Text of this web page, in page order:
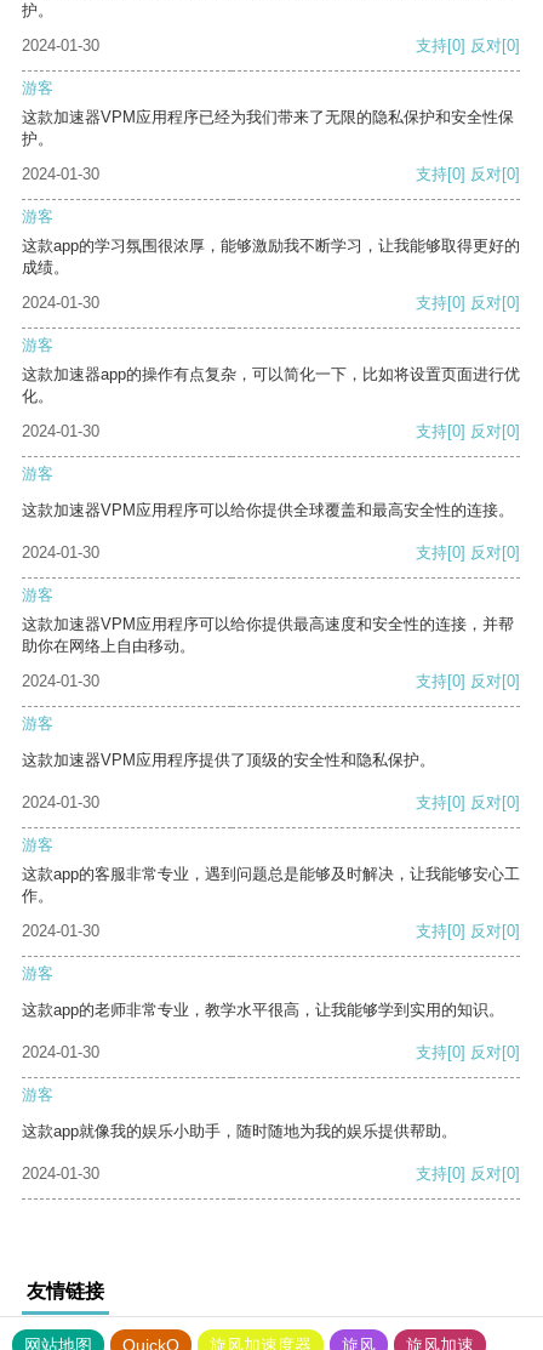
护。
2024-01-30
支持[0] 反对[0]
游客
这款加速器VPM应用程序已经为我们带来了无限的隐私保护和安全性保
护。
2024-01-30
支持[0] 反对[0]
游客
这款app的学习氛围很浓厚，能够激励我不断学习，让我能够取得更好的
成绩。
2024-01-30
支持[0] 反对[0]
游客
这款加速器app的操作有点复杂，可以简化一下，比如将设置页面进行优
化。
2024-01-30
支持[0] 反对[0]
游客
这款加速器VPM应用程序可以给你提供全球覆盖和最高安全性的连接。
2024-01-30 支持[0] 反对[0]
游客
这款加速器VPM应用程序可以给你提供最高速度和安全性的连接，并帮
助你在网络上自由移动。
2024-01-30
支持[0] 反对[0]
游客
这款加速器VPM应用程序提供了顶级的安全性和隐私保护。
2024-01-30 支持[0] 反对[0]
游客
这款app的客服非常专业，遇到问题总是能够及时解决，让我能够安心工
作。
2024-01-30
支持[0] 反对[0]
游客
这款app的老师非常专业，教学水平很高，让我能够学到实用的知识。
2024-01-30 支持[0] 反对[0]
游客
这款app就像我的娱乐小助手，随时随地为我的娱乐提供帮助。
2024-01-30 支持[0] 反对[0]
友情链接
网站地图 QuickQ 旋风加速度器 旋风 旋风加速